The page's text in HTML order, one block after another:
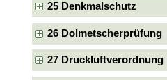
25 Denkmalschutz
26 Dolmetscherprüfung
27 Druckluftverordnung